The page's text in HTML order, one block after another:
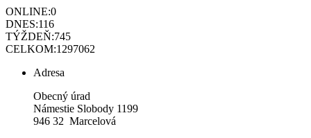
ONLINE:0
DNES:116
TÝŽDEŇ:745
CELKOM:1297062
Adresa
Obecný úrad
Námestie Slobody 1199
946 32 Marcelová